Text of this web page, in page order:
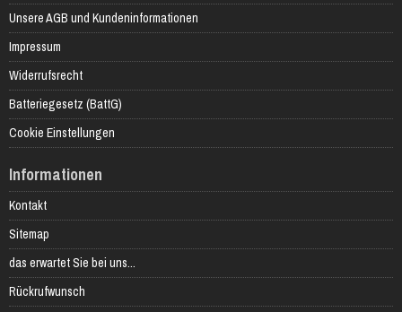
Unsere AGB und Kundeninformationen
Impressum
Widerrufsrecht
Batteriegesetz (BattG)
Cookie Einstellungen
Informationen
Kontakt
Sitemap
das erwartet Sie bei uns...
Rückrufwunsch